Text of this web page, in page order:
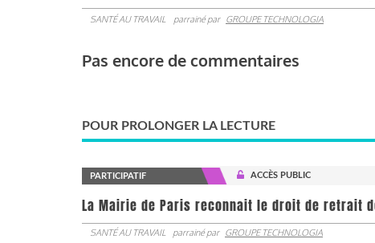
SANTÉ AU TRAVAIL parrainé par GROUPE TECHNOLOGIA
Pas encore de commentaires
POUR PROLONGER LA LECTURE
PARTICIPATIF ACCÈS PUBLIC
La Mairie de Paris reconnait le droit de retrait
SANTÉ AU TRAVAIL parrainé par GROUPE TECHNOLOGIA